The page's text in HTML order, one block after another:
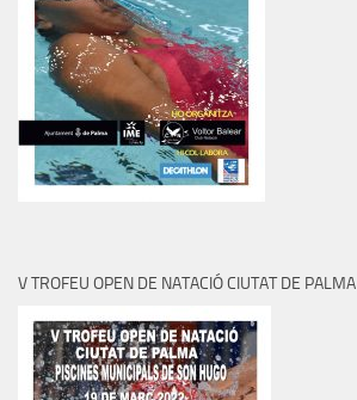
V TROFEU OPEN DE NATACIÓ CIUTAT DE PALMA